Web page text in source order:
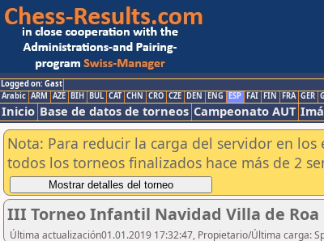
Logged on: Gast
Arabic ARM AZE BIH BUL CAT CHN CRO CZE DEN ENG ESP FAI FIN FRA GER
Inicio Base de datos de torneos Campeonato AUT
Nota: Para reducir la carga del servidor en
todos los torneos finalizados hace más de 2
III Torneo Infantil Navidad Villa de Roa
Última actualización01.01.2019 17:32:47, Propietario/Última carga: